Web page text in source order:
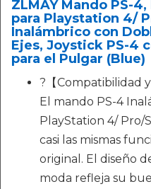
ZLMAY Mando PS-
para Playstation 4/
Inalámbrico con
Ejes, Joystick PS-4
para el Pulgar (Blue)
?【Compatibilidad
El mando PS-4
PlayStation 4/ Pro/
casi las mismas
original. El diseño
moda refleja su